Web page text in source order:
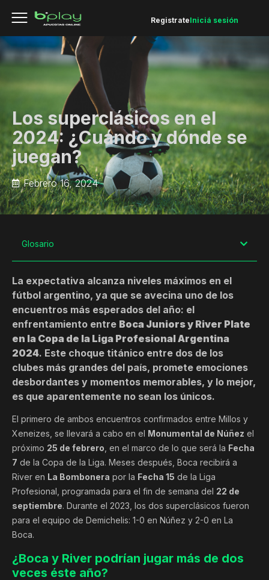
RegistrateIniciá sesión
Los superclásicos en el
2024: ¿Cuándo y dónde se
juegan?
Febrero 16, 2024
Glosario
La expectativa alcanza niveles máximos en el
fútbol argentino, ya que se avecina uno de los
encuentros más esperados del año: el
enfrentamiento entre Boca Juniors y River Plate
en la Copa de la Liga Profesional Argentina
2024. Este choque titánico entre dos de los
clubes más grandes del país, promete emociones
desbordantes y momentos memorables, y lo mejor,
es que aparentemente no sean los únicos.
El primero de ambos encuentros confirmados entre Millos y
Xeneizes, se llevará a cabo en el Monumental de Núñez el
próximo 25 de febrero , en el marco de lo que será la Fecha
7 de la Copa de la Liga. Meses después, Boca recibirá a
River en La Bombonera por la Fecha 15 de la Liga
Profesional, programada para el fin de semana del 22 de
septiembre. Durante el 2023, los dos superclásicos fueron
para el equipo de Demichelis: 1-0 en Núñez y 2-0 en La
Boca.
¿Boca y River podrían jugar más de dos
veces éste año?